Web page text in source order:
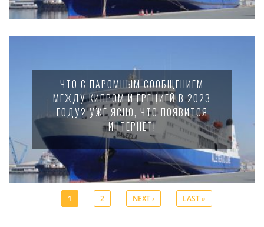
ЧТО С ПАРОМНЫМ СООБЩЕНИЕМ
МЕЖДУ КИПРОМ И ГРЕЦИЕЙ В 2023
ГОДУ? УЖЕ ЯСНО, ЧТО ПОЯВИТСЯ
ИНТЕРНЕТ!
1 2 NEXT › LAST »